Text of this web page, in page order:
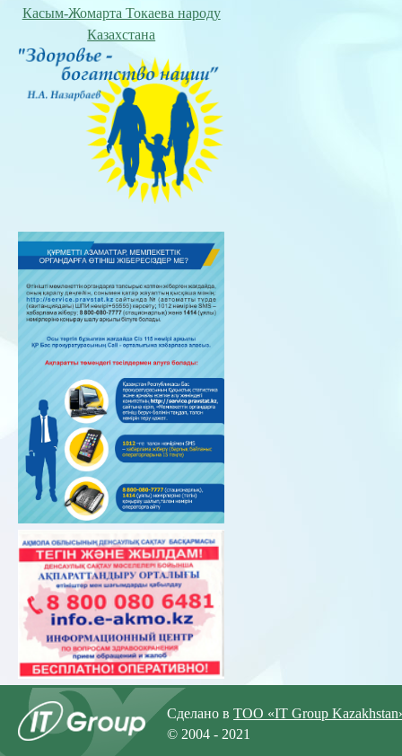
Касым-Жомарта Токаева народу
Казахстана
Сделано в ТОО «IT Group
© 2004 - 2021